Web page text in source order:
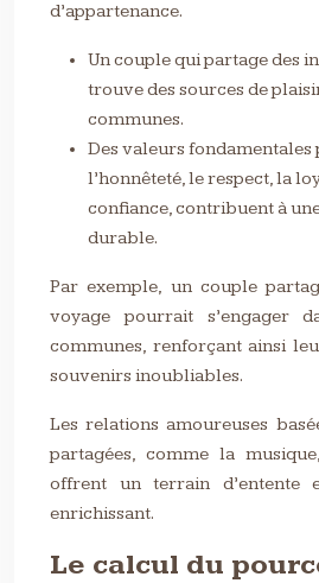
d’appartenance.
Un couple qui partage des
trouve des sources de
communes.
Des valeurs fondamentales
l’honnêteté, le respect, la
confiance, contribuent à
durable.
Par exemple, un couple
voyage pourrait s’engager
communes, renforçant ainsi
souvenirs inoubliables.
Les relations amoureuses
partagées, comme la
offrent un terrain d’entente
enrichissant.
Le calcul du